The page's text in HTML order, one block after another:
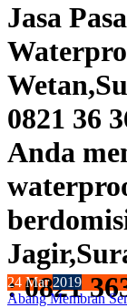
Jasa
0821 36
Anda
: 0821
24 Mar2019
Abang Membran